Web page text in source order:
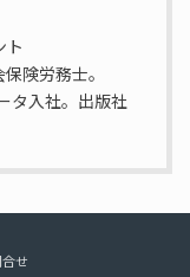
ト
険労務士。
タ入社。出版社
合せ